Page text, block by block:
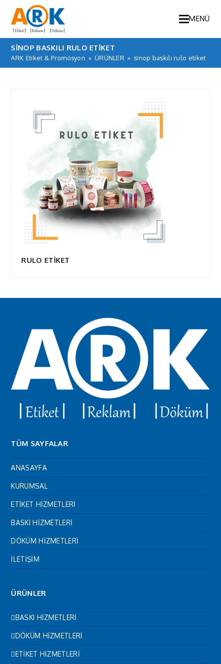
MENÜ
SINOP BASKILI RULO ETIKET
ARK Etiket & Promosyon » ÜRÜNLER » sinop baskılı rulo etiket
RULO ETİKET
TÜM SAYFALAR
ANASAYFA
KURUMSAL
ETİKET HİZMETLERİ
BASKI HİZMETLERİ
DÖKÜM HİZMETLERİ
İLETİŞİM
ÜRÜNLER
BASKI HİZMETLERİ
DÖKÜM HİZMETLERİ
ETİKET HİZMETLERİ